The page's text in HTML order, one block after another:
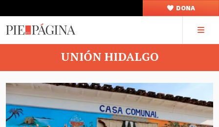
DONA
UNIÓN HIDALGO